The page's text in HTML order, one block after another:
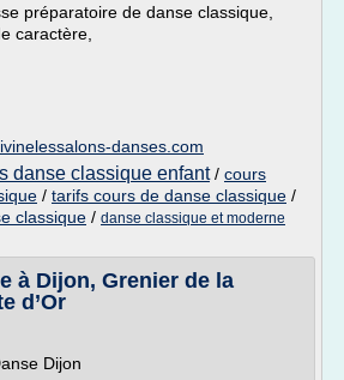
préparatoire de danse classique,
caractère,
danses.com
danse classique enfant/ cours
/ tarifs cours de danse classique /
classique / danse classique et moderne
à Dijon, Grenier de la
d’Or
Dijon